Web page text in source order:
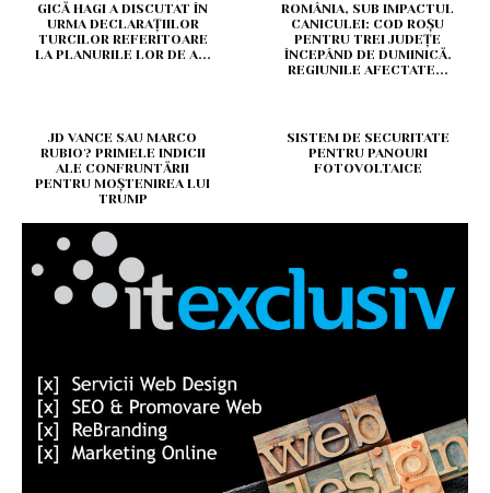
GICĂ HAGI A DISCUTAT ÎN
URMA DECLARAȚIILOR
TURCILOR REFERITOARE
LA PLANURILE LOR DE A...
ROMÂNIA, SUB IMPACTUL
CANICULEI: COD ROȘU
PENTRU TREI JUDEȚE
ÎNCEPÂND DE DUMINICĂ.
REGIUNILE AFECTATE...
JD VANCE SAU MARCO
RUBIO? PRIMELE INDICII
ALE CONFRUNTĂRII
PENTRU MOȘTENIREA LUI
TRUMP
SISTEM DE SECURITATE
PENTRU PANOURI
FOTOVOLTAICE